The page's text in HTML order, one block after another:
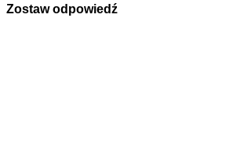
Zostaw odpowiedź